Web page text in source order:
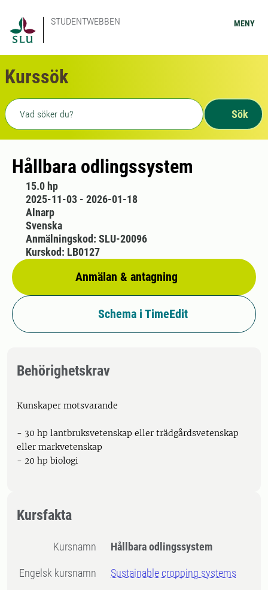
STUDENTWEBBEN MENY
Kurssök
Fritext sökning
Sök
Hållbara odlingssystem
15.0 hp
2025-11-03 - 2026-01-18
Alnarp
Svenska
Anmälan & antagning
Anmälningskod: SLU-20096
Kurskod: LB0127
Schema i TimeEdit
Behörighetskrav
Kunskaper motsvarande
- 30 hp lantbruksvetenskap eller trädgårdsvetenskap
eller markvetenskap
- 20 hp biologi
Kursfakta
Kursnamn Hållbara odlingssystem
Engelsk kursnamn Sustainable cropping systems